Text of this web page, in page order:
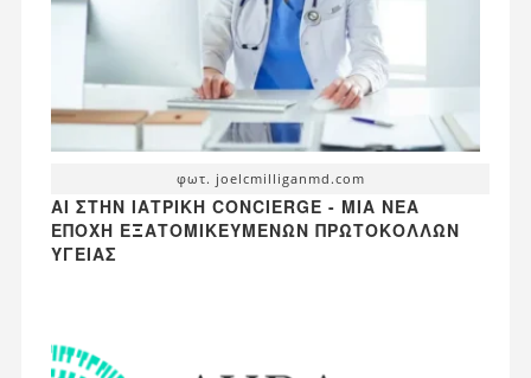
φωτ. joelcmilliganmd.com
AI ΣΤΗΝ ΙΑΤΡΙΚΉ CONCIERGE - ΜΙΑ ΝΈΑ
ΕΠΟΧΉ ΕΞΑΤΟΜΙΚΕΥΜΈΝΩΝ ΠΡΩΤΟΚΌΛΛΩΝ
ΥΓΕΊΑΣ